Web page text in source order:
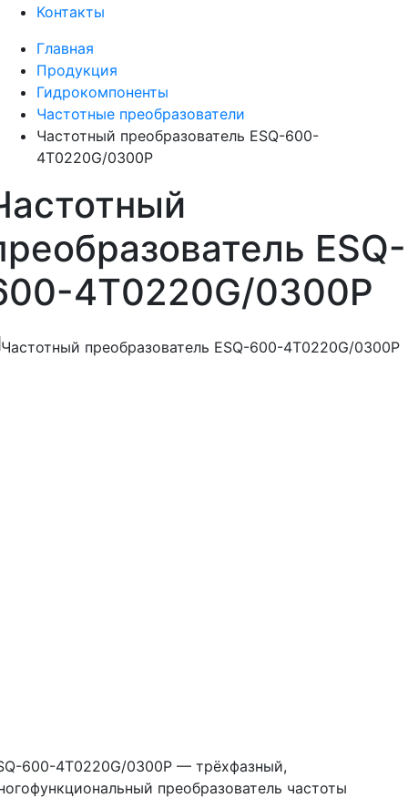
Контакты
Главная
Продукция
Гидрокомпоненты
Частотные преобразователи
Частотный преобразователь ESQ-600-
4T0220G/0300P
ESQ-
4T0220G/0300P
600-4T0220G/0300P — трёхфазный,
преобразователь частоты